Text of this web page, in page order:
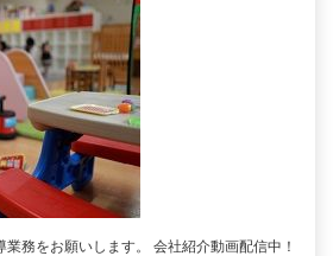
業務をお願いします。 会社紹介動画配信中！